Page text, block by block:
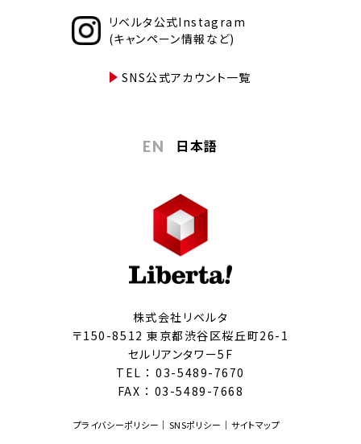
リベルタ公式Instagram
(キャンペーン情報など)
SNS公式アカウント一覧
EN 日本語
株式会社リベルタ
〒150-8512 東京都渋谷区桜丘町26-1
セルリアンタワー5F
TEL ：03-5489-7670
FAX ： 03-5489-7668
プライバシーポリシー SNSポリシー
サイトマップ